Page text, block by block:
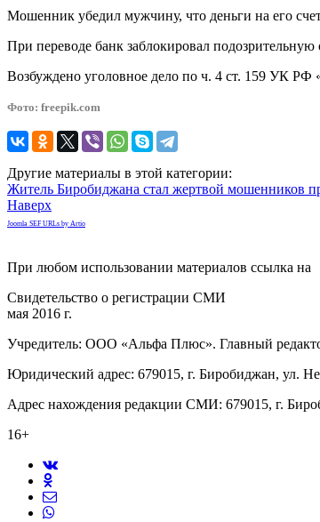
Мошенник убедил мужчину, что деньги на его
При переводе банк заблокировал
Возбуждено уголовное дело по ч. 4 ст. 159 УК РФ
Фото: freepik.com
Другие материалы в этой категории:
Житель Биробиджана стал жертвой мошенников
Наверх
Joomla SEF URLs by Artio
При любом использовании материалов ссылка на
Свидетельство о регистрации СМИ
мая 2016 г.
Учредитель: ООО «Альфа Плюс». Главный
Юридический адрес: 679015, г. Биробиджан, ул.
Адрес нахождения редакции СМИ: 679015, г.
16+